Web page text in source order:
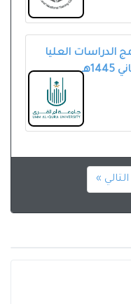
الدراسات العليا
التالي »